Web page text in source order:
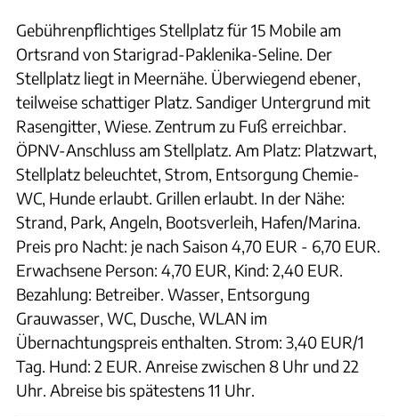
Gebührenpflichtiges Stellplatz für 15 Mobile am
Ortsrand von Starigrad-Paklenika-Seline. Der
Stellplatz liegt in Meernähe. Überwiegend ebener,
teilweise schattiger Platz. Sandiger Untergrund mit
Rasengitter, Wiese. Zentrum zu Fuß erreichbar.
ÖPNV-Anschluss am Stellplatz. Am Platz: Platzwart,
Stellplatz beleuchtet, Strom, Entsorgung Chemie-
WC, Hunde erlaubt. Grillen erlaubt. In der Nähe:
Strand, Park, Angeln, Bootsverleih, Hafen/Marina.
Preis pro Nacht: je nach Saison 4,70 EUR - 6,70 EUR.
Erwachsene Person: 4,70 EUR, Kind: 2,40 EUR.
Bezahlung: Betreiber. Wasser, Entsorgung
Grauwasser, WC, Dusche, WLAN im
Übernachtungspreis enthalten. Strom: 3,40 EUR/1
Tag. Hund: 2 EUR. Anreise zwischen 8 Uhr und 22
Uhr. Abreise bis spätestens 11 Uhr.